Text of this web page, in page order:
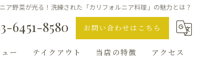
ア野菜が光る！洗練された「カリフォルニア料理」の魅力とは？
6451-8580 お問い合わせはこちら
ー テイクアウト 当店の特徴 アクセス